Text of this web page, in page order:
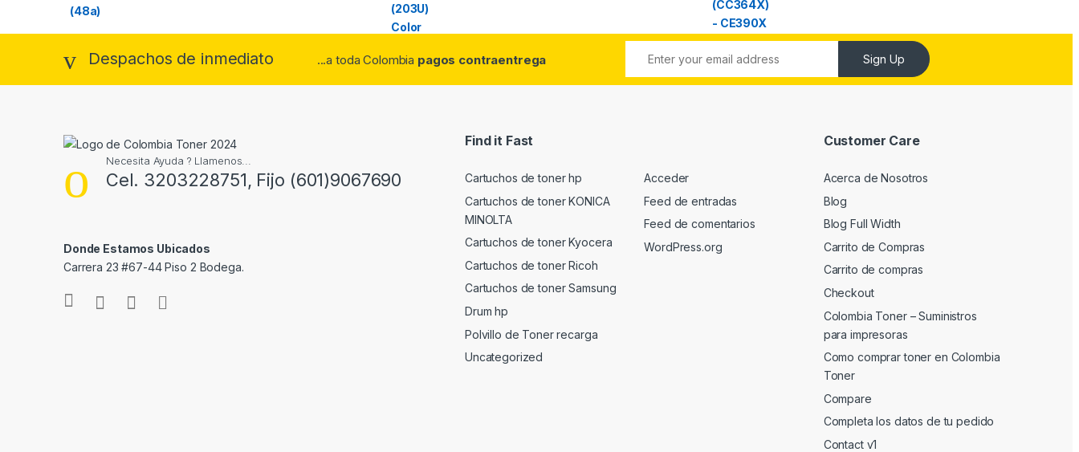
Despachos de inmediato ...a toda Colombia pagos contraentrega Sign Up
Necesita Ayuda ? Llamenos...
Cel. 3203228751, Fijo (601)9067690
Donde Estamos Ubicados
Carrera 23 #67-44 Piso 2 Bodega.
Find it Fast
Cartuchos de toner hp
Cartuchos de toner KONICA
MINOLTA
Cartuchos de toner Kyocera
Cartuchos de toner Ricoh
Cartuchos de toner Samsung
Drum hp
Polvillo de Toner recarga
Uncategorized
Acceder
Feed de entradas
Feed de comentarios
WordPress.org
Customer Care
Acerca de Nosotros
Blog
Blog Full Width
Carrito de Compras
Carrito de compras
Checkout
Colombia Toner – Suministros
para impresoras
Como comprar toner en Colombia
Toner
Compare
Completa los datos de tu pedido
Contact v1